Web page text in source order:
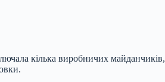
кілька виробничих майданчиків,